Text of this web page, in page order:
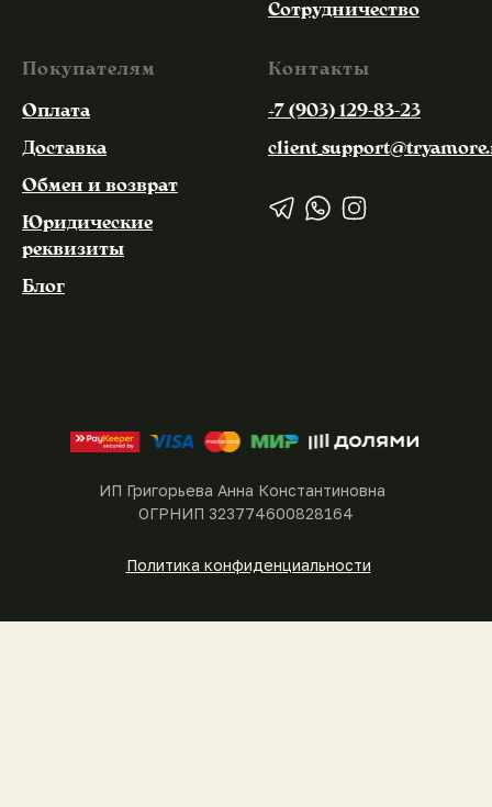
Сотрудничество
Покупателям
Оплата
Доставка
Обмен и возврат
Юридические
реквизиты
Блог
Контакты
+7 (903) 129-83-23
ИП Григорьева Анна Константиновна
ОГРНИП 323774600828164
Политика конфиденциальности